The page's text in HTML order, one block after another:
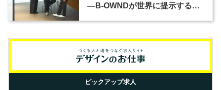
―B-OWNDが世界に提示する美
ピックアップ求人